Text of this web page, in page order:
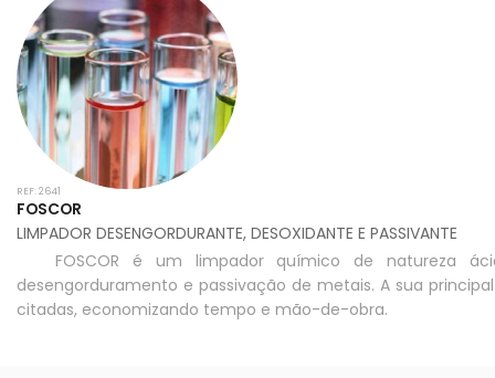
REF: 2641
FOSCOR
LIMPADOR DESENGORDURANTE, DESOXIDANTE E PASSIVANTE
FOSCOR é um limpador químico de natureza
desengorduramento e passivação de metais. A sua
citadas, economizando tempo e mão-de-obra.